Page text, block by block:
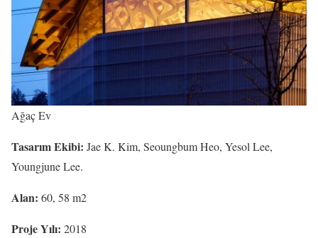
Ağaç Ev
Tasarım Ekibi: Jae K. Kim, Seoungbum Heo, Yesol Lee,
Youngjune Lee.
Alan: 60, 58 m2
Proje Yılı: 2018